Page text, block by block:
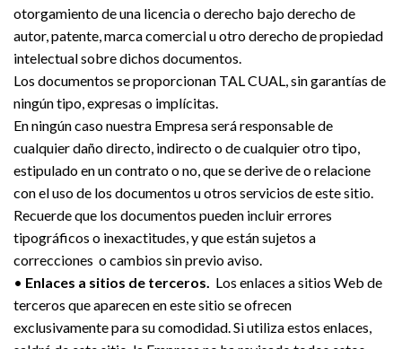
otorgamiento de una licencia o derecho bajo derecho de
autor, patente, marca comercial u otro derecho de propiedad
intelectual sobre dichos documentos.
Los documentos se proporcionan TAL CUAL, sin garantías de
ningún tipo, expresas o implícitas.
En ningún caso nuestra Empresa será responsable de
cualquier daño directo, indirecto o de cualquier otro tipo,
estipulado en un contrato o no, que se derive de o relacione
con el uso de los documentos u otros servicios de este sitio.
Recuerde que los documentos pueden incluir errores
tipográficos o inexactitudes, y que están sujetos a
correcciones o cambios sin previo aviso.
• Enlaces a sitios de terceros. Los enlaces a sitios Web de
terceros que aparecen en este sitio se ofrecen
exclusivamente para su comodidad. Si utiliza estos enlaces,